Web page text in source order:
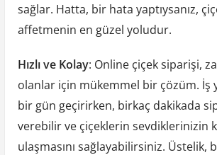
sağlar. Hatta, bir hata yaptıysanız,
affetmenin en güzel yoludur.
Hızlı ve Kolay: Online çiçek siparişi,
olanlar için mükemmel bir çözüm. İş
bir gün geçirirken, birkaç dakikada
verebilir ve çiçeklerin sevdiklerinizin
ulaşmasını sağlayabilirsiniz. Üstelik,